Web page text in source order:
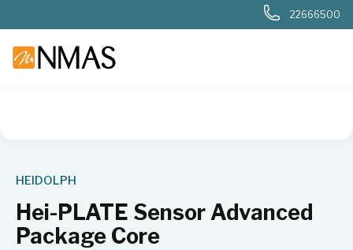
22666500
HEIDOLPH
Hei-PLATE Sensor Advanced
Package Core